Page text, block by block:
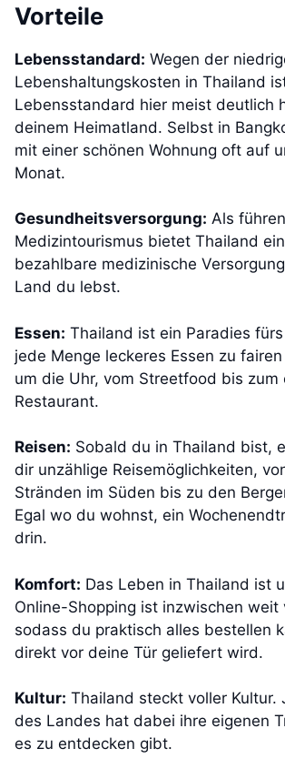
Vorteile
Lebensstandard: Wegen der
Lebenshaltungskosten in Thailand
Lebensstandard hier meist deutlich
deinem Heimatland. Selbst in
mit einer schönen Wohnung oft auf
Monat.
Gesundheitsversorgung: Als
Medizintourismus bietet Thailand
bezahlbare medizinische
Land du lebst.
Essen: Thailand ist ein Paradies
jede Menge leckeres Essen zu
um die Uhr, vom Streetfood bis zum
Restaurant.
Reisen: Sobald du in Thailand bist,
dir unzählige Reisemöglichkeiten,
Stränden im Süden bis zu den
Egal wo du wohnst, ein
drin.
Komfort: Das Leben in Thailand ist
Online-Shopping ist inzwischen weit
sodass du praktisch alles bestellen
direkt vor deine Tür geliefert wird.
Kultur: Thailand steckt voller Kultur.
des Landes hat dabei ihre eigenen
es zu entdecken gibt.